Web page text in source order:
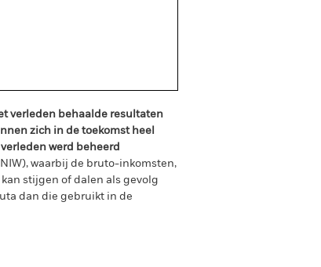
verleden behaalde resultaten
zich in de toekomst heel
werd beheerd
waarbij de bruto-inkomsten,
stijgen of dalen als gevolg
dan die gebruikt in de